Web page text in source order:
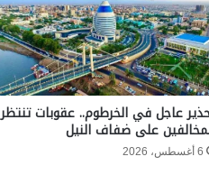
عاجل في الخرطوم.. عقوبات تنتظر
على ضفاف النيل
6 أغسطس، 2026